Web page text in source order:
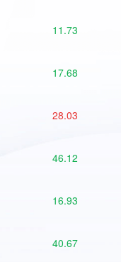
11.73
17.68
28.03
46.12
16.93
40.67